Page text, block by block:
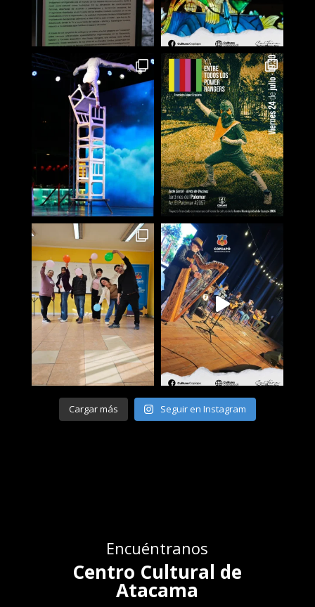
Cargar más Seguir en Instagram
Encuéntranos
Centro Cultural de
Atacama